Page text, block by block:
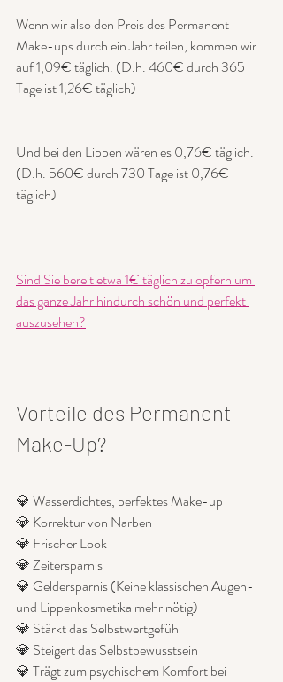
Wenn wir also den Preis des Permanent
Make-ups durch ein Jahr teilen, kommen wir
auf 1,09€ täglich. (D.h. 460€ durch 365
Tage ist 1,26€ täglich)
Und bei den Lippen wären es 0,76€ täglich.
(D.h. 560€ durch 730 Tage ist 0,76€
täglich)
Sind Sie bereit etwa 1€ täglich zu opfern um
das ganze Jahr hindurch schön und perfekt
auszusehen?
Vorteile des Permanent
Make-Up?
💎 Wasserdichtes, perfektes Make-up
💎 Korrektur von Narben
💎 Frischer Look
💎 Zeitersparnis
💎 Geldersparnis (Keine klassischen Augen-
und Lippenkosmetika mehr nötig)
💎 Stärkt das Selbstwertgefühl
💎 Steigert das Selbstbewusstsein
💎 Trägt zum psychischem Komfort bei